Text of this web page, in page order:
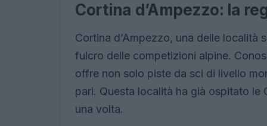
Cortina d’Ampezzo: la
Cortina d’Ampezzo, una delle località
fulcro delle competizioni alpine.
offre non solo piste da sci di livello
pari. Questa località ha già ospitato le
una volta.